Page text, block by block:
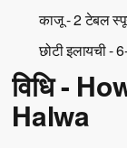
काजू - 2 टेबल
छोटी इलायची -
विधि -
Halwa